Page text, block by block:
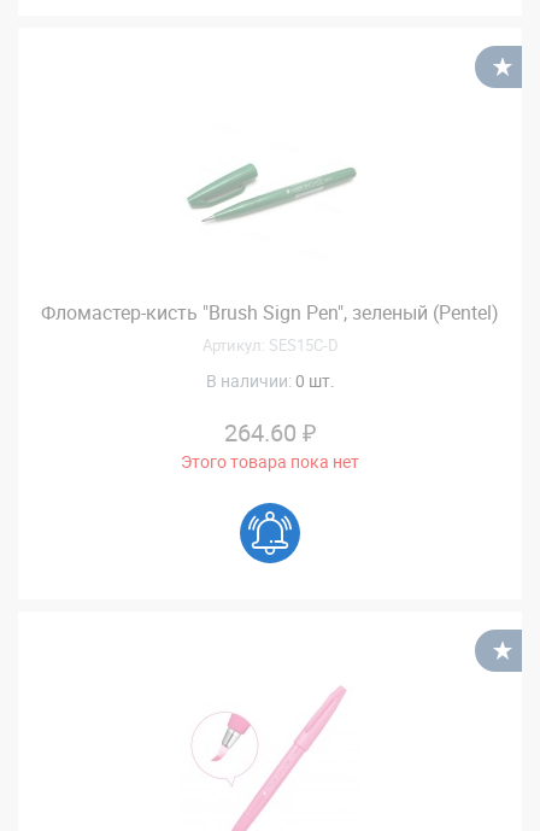
Фломастер-кисть "Brush Sign Pen", зеленый (Pentel)
Артикул: SES15C-D
В наличии: 0 шт.
264.60 ₽
Этого товара пока нет